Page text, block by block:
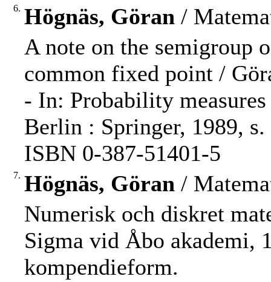
6. Högnäs, Göran /
A note on the semigroup
common fixed point /
- In: Probability
Berlin : Springer, 1989, s.
ISBN 0-387-51401-5
7. Högnäs, Göran /
Numerisk och diskret
Sigma vid Åbo akademi,
kompendieform.